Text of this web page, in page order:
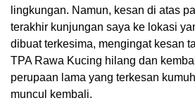
lingkungan. Namun, kesan di atas
terakhir kunjungan saya ke lokasi
dibuat terkesima, mengingat kesan
TPA Rawa Kucing hilang dan
perupaan lama yang terkesan
muncul kembali.